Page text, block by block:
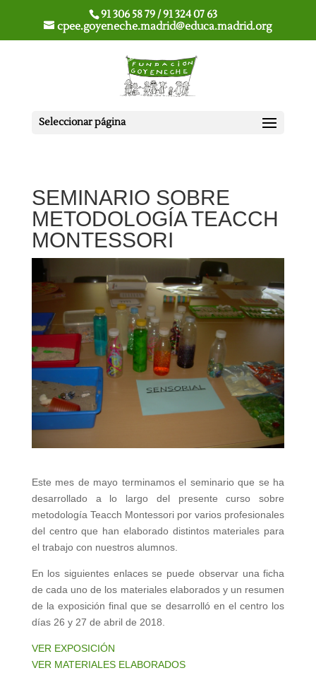
91 306 58 79 / 91 324 07 63
cpee.goyeneche.madrid@educa.madrid.org
Seleccionar página
SEMINARIO SOBRE
METODOLOGÍA TEACCH
MONTESSORI
Este mes de mayo terminamos el seminario que se ha
desarrollado a lo largo del presente curso sobre
metodología Teacch Montessori por varios profesionales
del centro que han elaborado distintos materiales para
el trabajo con nuestros alumnos.
En los siguientes enlaces se puede observar una ficha
de cada uno de los materiales elaborados y un resumen
de la exposición final que se desarrolló en el centro los
días 26 y 27 de abril de 2018.
VER EXPOSICIÓN
VER MATERIALES ELABORADOS